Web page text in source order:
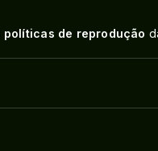
políticas de reprodução